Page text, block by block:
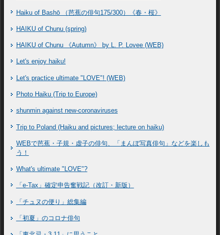
Haiku of Bashō （芭蕉の俳句175/300）《春・桜》
HAIKU of Chunu (spring)
HAIKU of Chunu 《Autumn》 by L. P. Lovee (WEB)
Let's enjoy haiku!
Let's practice ultimate "LOVE"! (WEB)
Photo Haiku (Trip to Europe)
shunmin against new-coronaviruses
Trip to Poland (Haiku and pictures; lecture on haiku)
WEBで芭蕉・子規・虚子の俳句、「まんぽ写真俳句」などを楽しも
う！
What's ultimate "LOVE"?
「e-Tax」確定申告奮戦記（改訂・新版）
「チュヌの便り」総集編
「初夏」のコロナ俳句